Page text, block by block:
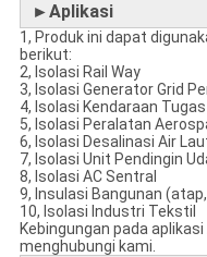
►Aplikasi
1, Produk ini dapat
berikut:
2, Isolasi Rail Way
3, Isolasi Generator Grid
4, Isolasi Kendaraan
5, Isolasi Peralatan
6, Isolasi Desalinasi Air
7, Isolasi Unit Pendingin
8, Isolasi AC Sentral
9, Insulasi Bangunan
10, Isolasi Industri Tekstil
Kebingungan pada
menghubungi kami.